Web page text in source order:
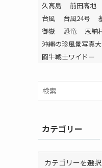
久高島
前田高地
台風
台風24号
御嶽
恐竜 恩納
沖縄の珍風景写真
闘牛戦士ワイドー
カテゴリー